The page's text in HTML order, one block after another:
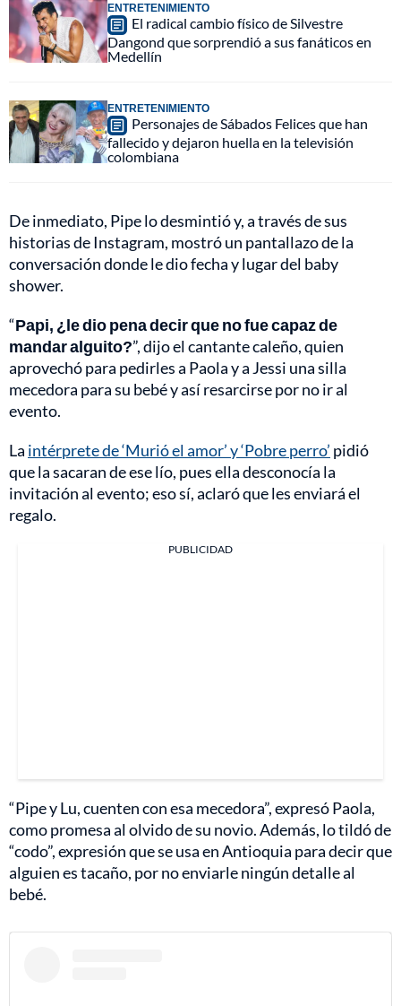
ENTRETENIMIENTO
El radical cambio físico de Silvestre
Dangond que sorprendió a sus fanáticos en
Medellín
ENTRETENIMIENTO
Personajes de Sábados Felices que han
fallecido y dejaron huella en la televisión
colombiana
De inmediato, Pipe lo desmintió y, a través de sus
historias de Instagram, mostró un pantallazo de la
conversación donde le dio fecha y lugar del baby
shower.
“Papi, ¿le dio pena decir que no fue capaz de
mandar alguito?”, dijo el cantante caleño, quien
aprovechó para pedirles a Paola y a Jessi una silla
mecedora para su bebé y así resarcirse por no ir al
evento.
La intérprete de ‘Murió el amor’ y ‘Pobre perro’ pidió
que la sacaran de ese lío, pues ella desconocía la
invitación al evento; eso sí, aclaró que les enviará el
regalo.
PUBLICIDAD
“Pipe y Lu, cuenten con esa mecedora”, expresó Paola,
como promesa al olvido de su novio. Además, lo tildó de
“codo”, expresión que se usa en Antioquia para decir que
alguien es tacaño, por no enviarle ningún detalle al
bebé.